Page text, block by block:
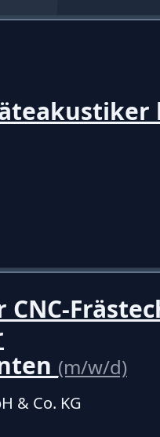
(m/w/d)
& Co. KG